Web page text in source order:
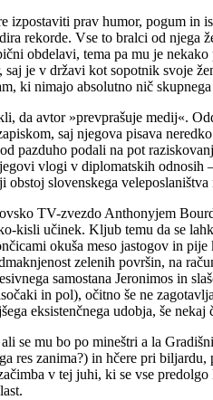
izpostaviti prav humor, pogum in
rekorde. Vse to bralci od njega
obdelavi, tema pa mu je
je v državi kot sopotnik svoje
ki nimajo absolutno nič
da avtor »prevprašuje medij«.
saj njegova pisava
pazduho podali na pot
vlogi v diplomatskih odnosih
obstoj slovenskega
TV-zvezdo Anthonyjem
kisli učinek. Kljub temu da se
okuša meso jastogov in
zelenih površin, na
samostana Jeronimos in
in pol), očitno še ne
eksistenčnega udobja, še nekaj
se mu bo po mineštri a la
res zanima?) in hčere pri
v tej juhi, ki se vse